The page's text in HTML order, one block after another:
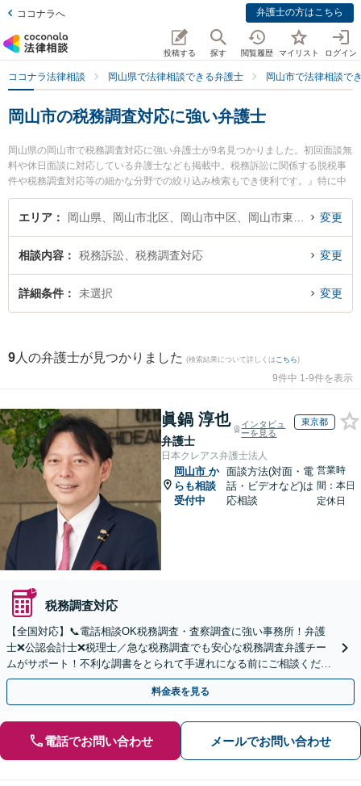
ココナラへ 弁護士の方はこちら
投稿する 探す 閲覧履歴 マイリスト ログイン
ココナラ法律相談 岡山県で法律相談できる弁護士 岡山市で法律相談で
岡山市の税務調査対応に強い弁護士
岡山県の岡山市で税務調査対応に強い弁護士が9名見つかりました。初回面談無
料や休日面談に対応している弁護士なども掲載中。税務訴訟に関係する脱税事
件や税務調査対応等の細かな分野での絞り込み検索もでき便利です。』特に中
岡・安彦法律事務所の中岡 宏文弁護士や弁護士法人山本・坪井綜合法律事務所
岡山オフィスの坪井 智之弁護士、岡山南法律事務所の安井 健二弁護士のプロフ
調査対応のトラブル解決の実績豊富な近くの弁護士を検索したい』『初回相談
無料で税務調査対応を法律相談できる岡山市内の弁護士に相談予約したい』な
どでお困りの相談者さんにおすすめです。
エリア 変更
相談内容 税務訴訟、税務調査対応 変更
詳細条件 未選択 変更
9 人の弁護士が見つかりました (検索結果について詳しくは こちら)
9件中 1-9件を表示
眞鍋 淳也
弁護士
インタビュ
ーを見る
東京都
日本クレアス弁護士法人
岡山市 か
らも相談
受付中
面談方法(対面・電
話・ビデオなど)は
応相談
営業時
間：本日
定休日
税務調査対応
【全国対応】📞電話相談OK税務調査・査察調査に強い事務所！弁護
士❌公認会計士❌税理士／急な税務調査でも安心な税務調査弁護チー
ムがサポート！不利な調書をとられて手遅れになる前にご相談くださ
い。
料金表を見る
電話でお問い合わせ メールでお問い合わせ